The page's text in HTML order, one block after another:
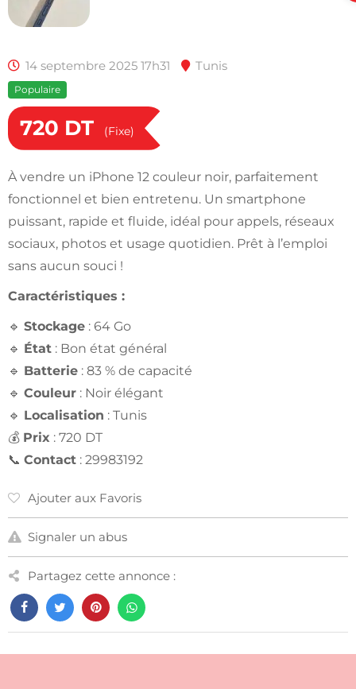
14 septembre 2025 17h31 Tunis
Populaire
720 DT (Fixe)
À vendre un iPhone 12 couleur noir, parfaitement
fonctionnel et bien entretenu. Un smartphone
puissant, rapide et fluide, idéal pour appels, réseaux
sociaux, photos et usage quotidien. Prêt à l’emploi
sans aucun souci !
Caractéristiques :
🔹 Stockage : 64 Go
🔹 État : Bon état général
🔹 Batterie : 83 % de capacité
🔹 Couleur : Noir élégant
🔹 Localisation : Tunis
💰 Prix : 720 DT
📞 Contact : 29983192
Ajouter aux Favoris
Signaler un abus
Partagez cette annonce :